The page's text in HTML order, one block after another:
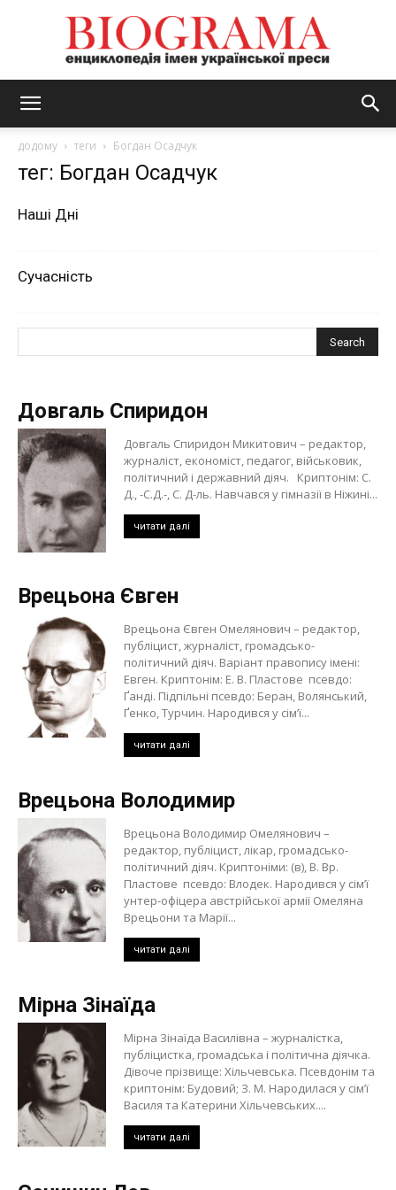
додому теги Богдан Осадчук
тег: Богдан Осадчук
Наші Дні
Сучасність
Довгаль Спиридон
Довгаль Спиридон Микитович – редактор,
журналіст, економіст, педагог, військовик,
політичний і державний діяч. Криптонім: С.
Д., -С.Д.-, С. Д-ль. Навчався у гімназії в Ніжині...
читати далі
Врецьона Євген
Врецьона Євген Омелянович – редактор,
публіцист, журналіст, громадсько-
політичний діяч. Варіант правопису імені:
Евген. Криптонім: Е. В. Пластове псевдо:
Ґанді. Підпільні псевдо: Беран, Волянський,
Ґенко, Турчин. Народився у сім’ї...
читати далі
Врецьона Володимир
Врецьона Володимир Омелянович –
редактор, публіцист, лікар, громадсько-
політичний діяч. Криптоніми: (в), В. Вр.
Пластове псевдо: Влодек. Народився у сім’ї
унтер-офіцера австрійської армії Омеляна
Врецьони та Марії...
читати далі
Мірна Зінаїда
Мірна Зінаїда Василівна – журналістка,
публіцистка, громадська і політична діячка.
Дівоче прізвище: Хільчевська. Псевдонім та
криптонім: Будовий; З. М. Народилася у сім’ї
Василя та Катерини Хільчевських....
читати далі